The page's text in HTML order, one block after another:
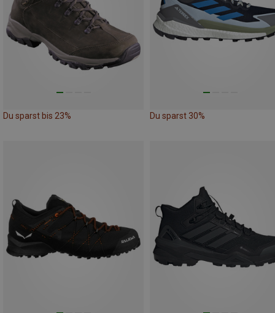
Du sparst bis 23% Du sparst 30%